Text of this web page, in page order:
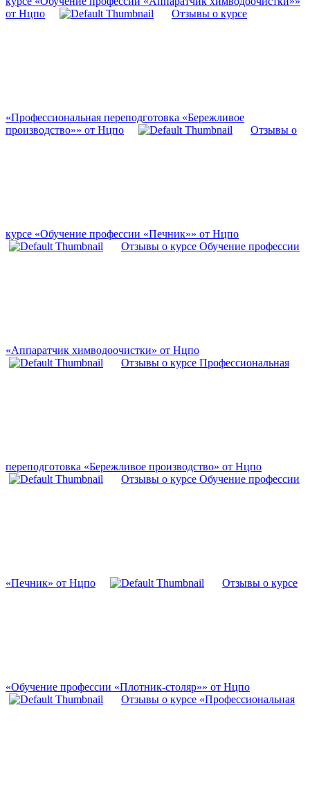
от Нцпо
Отзывы о курсе
«Профессиональная переподготовка «Бережливое
производство»» от Нцпо
Отзывы о
курсе «Обучение профессии «Печник»» от Нцпо
Отзывы о курсе Обучение профессии
«Аппаратчик химводоочистки» от Нцпо
Отзывы о курсе Профессиональная
переподготовка «Бережливое производство» от Нцпо
Отзывы о курсе Обучение профессии
«Печник» от Нцпо Отзывы о курсе
«Обучение профессии «Плотник-столяр»» от Нцпо
Отзывы о курсе «Профессиональная